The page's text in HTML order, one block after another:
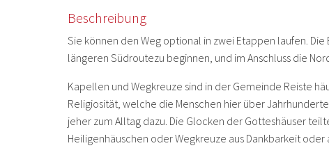
Beschreibung
Sie können den Weg optional in zwei Etappen laufen.
längeren Südroutezu beginnen, und im Anschluss die
Kapellen und Wegkreuze sind in der Gemeinde Reiste
Religiosität, welche die Menschen hier über
jeher zum Alltag dazu. Die Glocken der Gotteshäuser
Heiligenhäuschen oder Wegkreuze aus Dankbarkeit